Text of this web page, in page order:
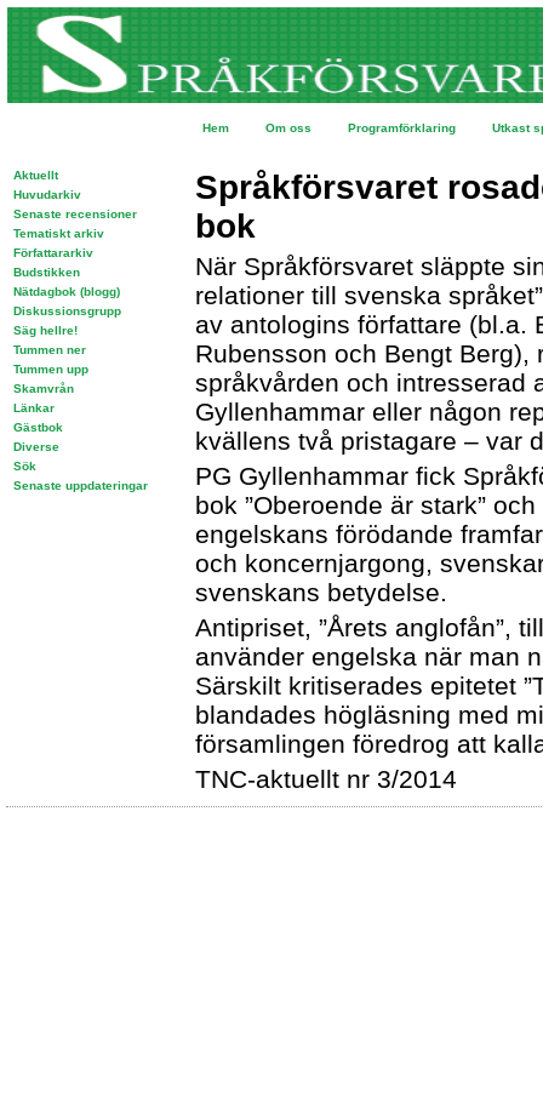
Hem Om oss Programförklaring Utkast
Aktuellt
Huvudarkiv
Senaste recensioner
Tematiskt arkiv
Författararkiv
Budstikken
Nätdagbok (blogg)
Diskussionsgrupp
Säg hellre!
Tummen ner
Tummen upp
Skamvrån
Länkar
Gästbok
Diverse
Sök
Senaste uppdateringar
Språkförsvaret
bok
När Språkförsvaret släppte
relationer till svenska
av antologins författare (bl.a.
Rubensson och Bengt
språkvården och intresserad
Gyllenhammar eller någon
kvällens två pristagare – var
PG Gyllenhammar fick
bok ”Oberoende är stark”
engelskans förödande
och koncernjargong,
svenskans betydelse.
Antipriset, ”Årets anglofån”,
använder engelska när man
Särskilt kritiserades epitetet
blandades högläsning med
församlingen föredrog att
TNC-aktuellt nr 3/2014